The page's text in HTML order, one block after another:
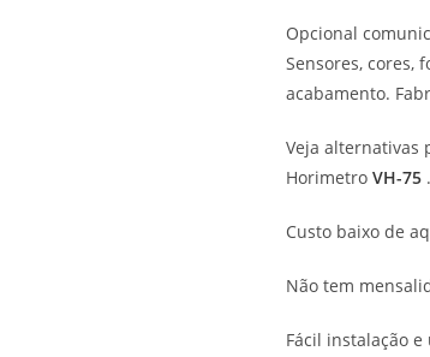
Opcional
Sensores, cores,
acabamento.
Veja alternativas
Horimetro VH-75 .
Custo baixo de
Não tem
Fácil instalação